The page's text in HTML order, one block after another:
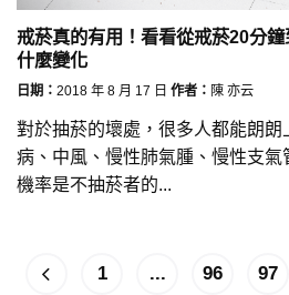
戒菸真的有用！看看從戒菸20分
什麼變化
日期： 2018 年 8 月 17 日 作者： 陳 亦云
對於抽菸的壞處，很多人都能朗
病、中風、慢性肺氣腫、慢性支
機率是不抽菸者的...
1 ... 96 97